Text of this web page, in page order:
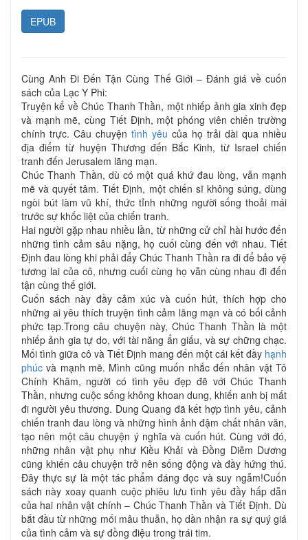
EPUB
Cùng Anh Đi Đến Tận Cùng Thế Giới – Đánh giá về cuốn
sách của Lạc Y Phi:
Truyện kể về Chúc Thanh Thần, một nhiếp ảnh gia xinh đẹp
và mạnh mẽ, cùng Tiết Định, một phóng viên chiến trường
chính trực. Câu chuyện tình yêu của họ trải dài qua nhiều
địa điểm từ huyện Thương đến Bắc Kinh, từ Israel chiến
tranh đến Jerusalem lãng mạn.
Chúc Thanh Thần, dù có một quá khứ đau lòng, vẫn mạnh
mẽ và quyết tâm. Tiết Định, một chiến sĩ không súng, dùng
ngòi bút làm vũ khí, thức tỉnh những người sống thoải mái
trước sự khốc liệt của chiến tranh.
Hai người gặp nhau nhiều lần, từ những cử chỉ hài hước đến
những tình cảm sâu nặng, họ cuối cùng đến với nhau. Tiết
Định đau lòng khi phải đẩy Chúc Thanh Thần ra đi để bảo vệ
tương lai của cô, nhưng cuối cùng họ vẫn cùng nhau đi đến
tận cùng thế giới.
Cuốn sách này đầy cảm xúc và cuốn hút, thích hợp cho
những ai yêu thích truyện tình cảm lãng mạn và có bối cảnh
phức tạp.Trong câu chuyện này, Chúc Thanh Thần là một
nhiếp ảnh gia tự do, với tài năng ẩn giấu, và sự chững chạc.
Mối tình giữa cô và Tiết Định mang đến một cái kết đầy hạnh
phúc và mạnh mẽ. Mình cũng muốn nhắc đến nhân vật Tô
Chính Khâm, người có tình yêu đẹp đẽ với Chúc Thanh
Thần, nhưng cuộc sống không khoan dung, khiến anh bị mất
đi người yêu thương. Dung Quang đã kết hợp tình yêu, cảnh
chiến tranh đau lòng và những hình ảnh đậm chất nhân văn,
tạo nên một câu chuyện ý nghĩa và cuốn hút. Cùng với đó,
những nhân vật phụ như Kiều Khải và Đồng Diễm Dương
cũng khiến câu chuyện trở nên sống động và đầy hứng thú.
Đây thực sự là một tác phẩm đáng đọc và suy ngẫm!Cuốn
sách này xoay quanh cuộc phiêu lưu tình yêu đầy hấp dẫn
của hai nhân vật chính – Chúc Thanh Thần và Tiết Định. Dù
bắt đầu từ những mối mâu thuẫn, họ dần nhận ra sự quý giá
của tình cảm và sự đồng điệu trong trái tim.